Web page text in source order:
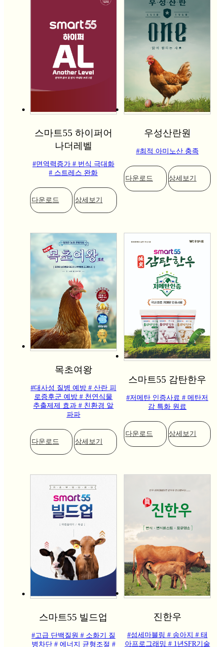
스마트55 하이퍼어
나더레벨
#면역력증가 # 번식 극대화
# 스트레스 완화
다운로드 상세보기
우성산란원
#최적 아미노산 충족
다운로드 상세보기
목초여왕
#대사성 질병 예방 # 산란 피
로증후군 예방# 천연식물
추출제제 효과# 친환경 알
파파
다운로드 상세보기
스마트55 감탄한우
#저메탄 인증사료# 메탄저
감 특화 원료
다운로드 상세보기
스마트55 빌드업
#고급 단백질원 # 소화기 질
병차단 # 에너지 균형조절 #
진한우
#섬세마블링 # 송아지 # 태
아프로그래밍 # 1년SFR기술